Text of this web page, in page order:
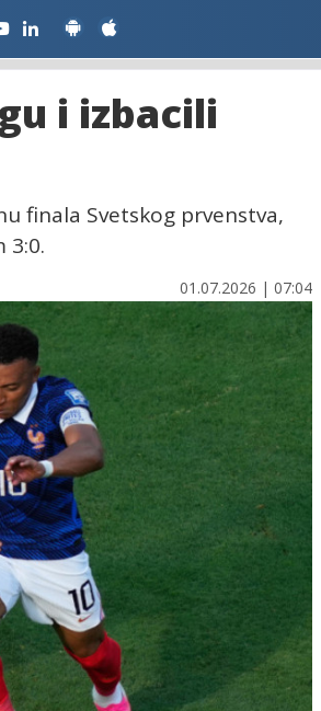
i izbacili
finala Svetskog prvenstva,
3:0.
01.07.2026 | 07:04